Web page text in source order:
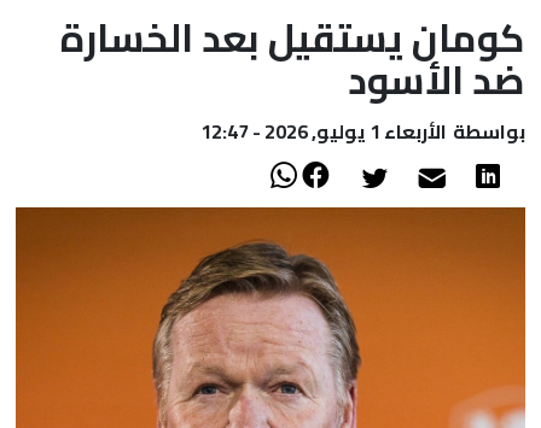
أعمدة
كومان يستقيل بعد الخسارة
ضد الأسود
بواسطة الأربعاء 1 يوليو, 2026 - 12:47